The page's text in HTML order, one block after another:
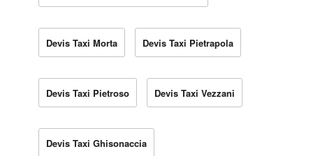
Devis Taxi Morta Devis Taxi Pietrapola
Devis Taxi Pietroso Devis Taxi Vezzani
Devis Taxi Ghisonaccia